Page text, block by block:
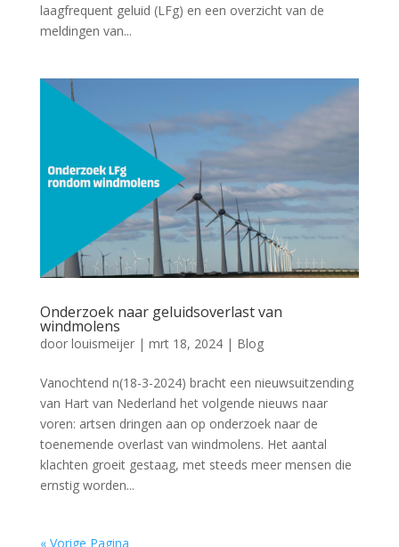
laagfrequent geluid (LFg) en een overzicht van de
meldingen van...
Onderzoek naar geluidsoverlast van
windmolens
door louismeijer| mrt 18, 2024| Blog
Vanochtend n(18-3-2024) bracht een nieuwsuitzending
van Hart van Nederland het volgende nieuws naar
voren: artsen dringen aan op onderzoek naar de
toenemende overlast van windmolens. Het aantal
klachten groeit gestaag, met steeds meer mensen die
ernstig worden...
« Vorige Pagina